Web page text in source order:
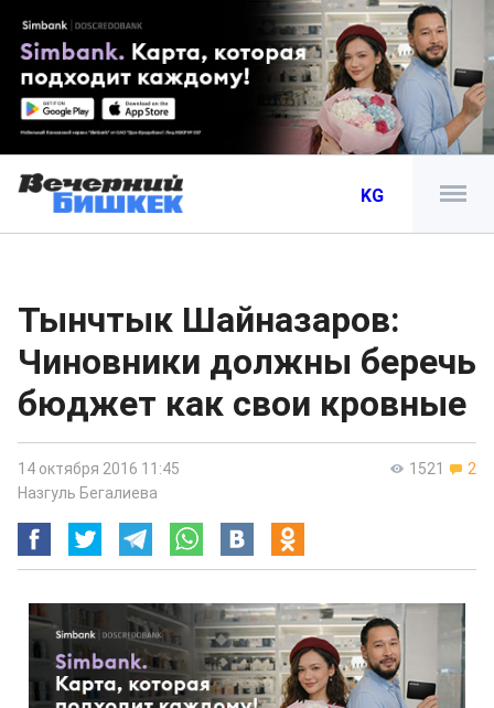
KG
Тынчтык Шайназаров:
Чиновники должны беречь
бюджет как свои кровные
1521 2
14 октября 2016 11:45
Назгуль Бегалиева